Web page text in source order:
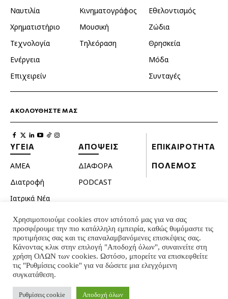
Ναυτιλία
Χρηματιστήριο
Τεχνολογία
Ενέργεια
Επιχειρείν
Κινηματογράφος
Μουσική
Τηλεόραση
Εθελοντισμός
Ζώδια
Θρησκεία
Μόδα
Συνταγές
ΑΚΟΛΟΥΘΗΣΤΕ ΜΑΣ
ΥΓΕΙΑ
ΑΜΕΑ
Διατροφή
Ιατρικά Νέα
Κατοικίδια
Ομορφιά
Σεξουαλική ζωή
Ψυχολογία
ΑΠΟΨΕΙΣ
ΔΙΑΦΟΡΑ
PODCAST
ΕΠΙΚΑΙΡΟΤΗΤΑ
ΠΟΛΕΜΟΣ
© INTERNATIONAL INFO 2024 - ALL RIGHTS RESERVED
Χρησιμοποιούμε cookies στον ιστότοπό μας για να σας
προσφέρουμε την πιο κατάλληλη εμπειρία, καθώς θυμόμαστε τις
προτιμήσεις σας και τις επαναλαμβανόμενες επισκέψεις σας.
Κάνοντας κλικ στην επιλογή "Αποδοχή όλων", συναινείτε στη
χρήση ΟΛΩΝ των cookies. Ωστόσο, μπορείτε να επισκεφθείτε
τις "Ρυθμίσεις cookie" για να δώσετε μια ελεγχόμενη
συγκατάθεση.
Ρυθμίσεις cookie Αποδοχή όλων